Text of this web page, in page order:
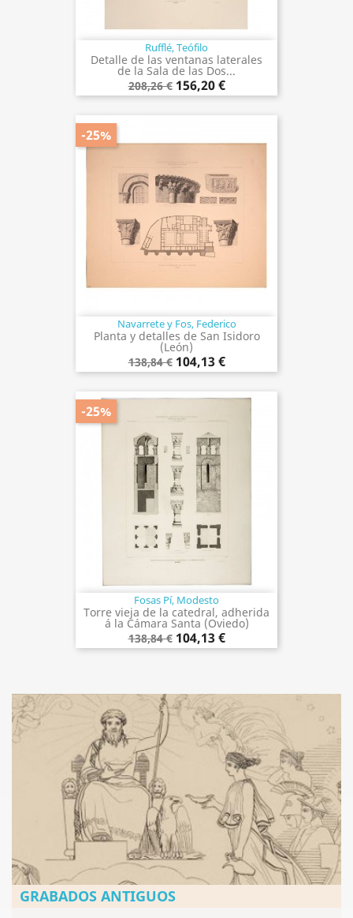
Rufflé, Teófilo
Detalle de las ventanas laterales
de la Sala de las Dos...
208,26 € 156,20 €
Navarrete y Fos, Federico
Planta y detalles de San Isidoro
(León)
138,84 € 104,13 €
-25%
Fosas Pí, Modesto
Torre vieja de la catedral, adherida
á la Cámara Santa (Oviedo)
138,84 € 104,13 €
-25%
GRABADOS ANTIGUOS